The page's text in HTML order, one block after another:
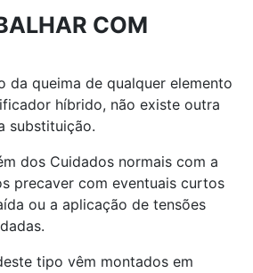
COM
da queima de qualquer elemento
híbrido, não existe outra
substituição.
dos Cuidados normais com a
precaver com eventuais curtos
ou a aplicação de tensões
tipo vêm montados em